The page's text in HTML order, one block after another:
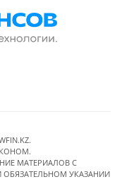
МАТЕРИАЛОВ C
УКАЗАНИИ